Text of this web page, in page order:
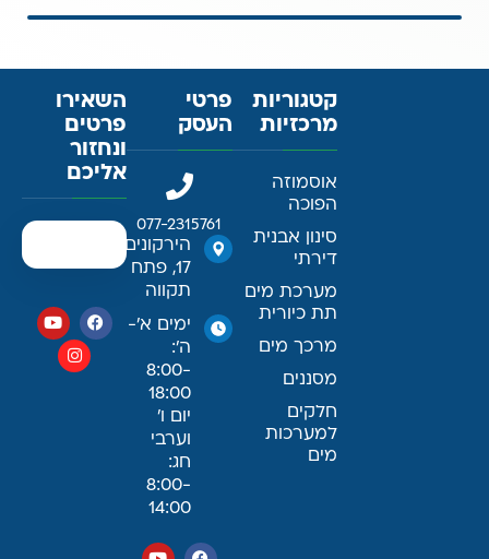
קטגוריות
מרכזיות
אוסמוזה
הפוכה
סינון אבנית
דירתי
מערכת מים
תת כיורית
מרכך מים
מסננים
חלקים
למערכות
מים
פרטי
העסק
077-2315761
הירקונים
17, פתח
תקווה
ימים א׳-
ה׳:
8:00-
18:00
יום ו׳
וערבי
חג:
8:00-
14:00
השאירו
פרטים
ונחזור
אליכם